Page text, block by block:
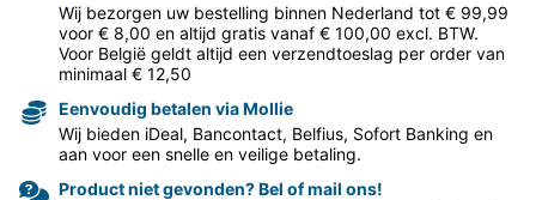
Wij bezorgen uw bestelling binnen Nederland tot € 99,99
voor € 8,00 en altijd gratis vanaf € 100,00 excl. BTW.
Voor België geldt altijd een verzendtoeslag per order van
minimaal € 12,50
Eenvoudig betalen via Mollie
Wij bieden iDeal, Bancontact, Belfius, Sofort Banking en
aan voor een snelle en veilige betaling.
Product niet gevonden? Bel of mail ons!